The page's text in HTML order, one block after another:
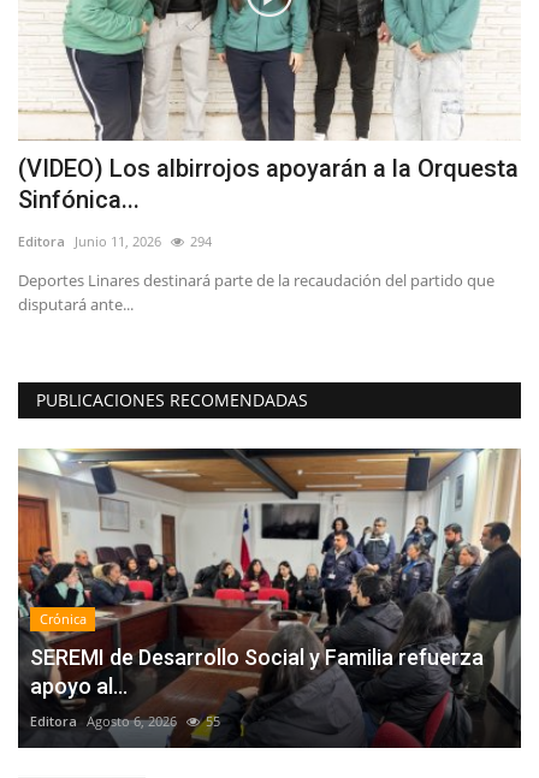
(VIDEO) Los albirrojos apoyarán a la Orquesta
Sinfónica...
Editora Junio 11, 2026 294
Deportes Linares destinará parte de la recaudación del partido que
disputará ante...
PUBLICACIONES RECOMENDADAS
Crónica
SEREMI de Desarrollo Social y Familia refuerza
apoyo al...
Editora Agosto 6, 2026 55